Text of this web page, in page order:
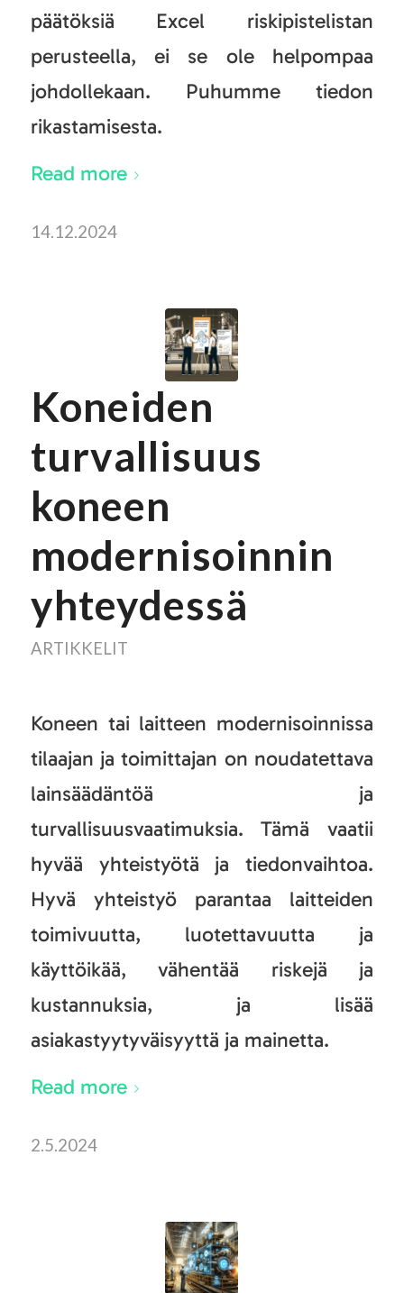
päätöksiä Excel riskipistelistan
perusteella, ei se ole helpompaa
johdollekaan. Puhumme tiedon
rikastamisesta.
Read more
14.12.2024
Koneiden
turvallisuus
koneen
modernisoinnin
yhteydessä
ARTIKKELIT
Koneen tai laitteen modernisoinnissa
tilaajan ja toimittajan on noudatettava
lainsäädäntöä ja
turvallisuusvaatimuksia. Tämä vaatii
hyvää yhteistyötä ja tiedonvaihtoa.
Hyvä yhteistyö parantaa laitteiden
toimivuutta, luotettavuutta ja
käyttöikää, vähentää riskejä ja
kustannuksia, ja lisää
asiakastyytyväisyyttä ja mainetta.
Read more
2.5.2024